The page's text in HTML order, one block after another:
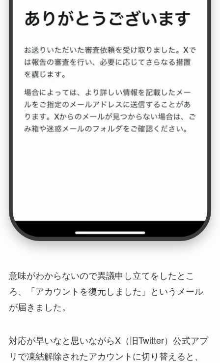
意味がわからないので異議申し立てをしたとこ
ろ、「アカウントを復元しました」というメール
が届きました。
対応が早いなと思いながらX（旧Twitter）公式アプ
リで凍結解除されたアカウントに切り替えると、